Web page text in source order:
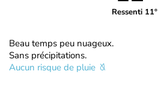
Ressenti 11°
Beau temps peu nuageux.
Sans précipitations.
Aucun risque de pluie